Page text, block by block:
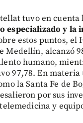
tuvo en cuenta
especializado y la
estos puntos, el
Medellín, alcanzó
humano,
97,78. En materia
la Santa Fe de
por sus
y